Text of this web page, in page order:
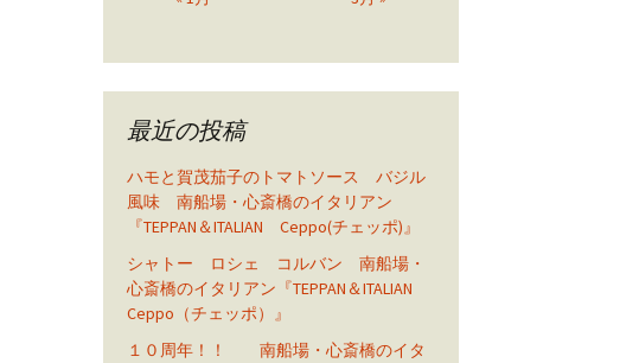
最近の投稿
ハモと賀茂茄子のトマトソース バジル
風味 南船場・心斎橋のイタリアン
『TEPPAN＆ITALIAN Ceppo(チェッポ)』
シャトー ロシェ コルバン 南船場・
心斎橋のイタリアン『TEPPAN＆ITALIAN
Ceppo（チェッポ）』
１０周年！！ 南船場・心斎橋のイタ